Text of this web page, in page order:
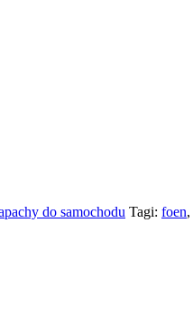
do samochodu Tagi: foen,